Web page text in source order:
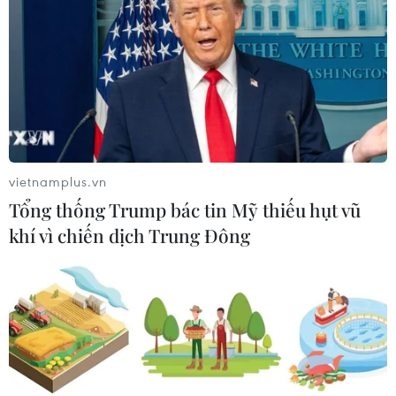
#Tinh thần và kỳ vọng đội tuyển Mexico
Mexico
Nhận định Việt Nam vs
Campuchia: Vì sao thầy trò
HLV Kim Sang-sik cần
Nhận định Việt Nam vs
Campuchia: 'Phù thủy Kim'
sẽ xoay tua toan tính
vietnamplus.vn
Tổng thống Trump bác tin Mỹ thiếu hụt vũ
khí vì chiến dịch Trung Đông